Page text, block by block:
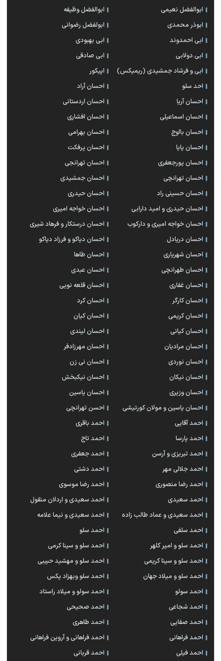
ابوالفضل نعیمی
ابوالفضل وظیفه
ابوذر محمدی
ابولفضل رضوانی
ابی احمدوند
ابی بهبودی
ابی دولابی
ابی صادقی
ابی و فرشاد جمشیدی (ریمیکس)
اپیکور
احد سلو
احسان آراد
احسان آریا
احسان اردستانی
احسان اسماعیلی
احسان افشاری
احسان بااوج
احسان بهرامی
احسان پایا
احسان پرفکت
احسان پورجعفری
احسان تهرانجی
احسان تهرانچی
احسان جمشیدی
احسان حسینی راد
احسان حیدری
احسان حیدری و امید دارابی
احسان خواجه امیری
احسان خواجه امیری و دارکوب
احسان درستكار و فرهاد شيرى
احسان دریادل
احسان دیاکو و فرزاد دیاکو
احسان شهریاری
احسان طاها
احسان طهرانچی
احسان عبدی
احسان غفاری
احسان قلعه نویی
احسان کارگر
احسان کرد
احسان کریمی
احسان کیان
احسان کیانی
احسان لیندی
احسان مرادیان
احسان مهرزادفر
احسان نوردی
احسان نی زن
احسان نیکان
احسان نیکبخش
احسان وزیری
احسان یاسین
احسان یاسین و مولان کورتیشی
احسن تهرانچی
احمد آقایی
احمد باقری
احمد پارسا
احمد تاج
احمد تبریزی و آرسن
احمد جعفری
احمد جلالی مهر
احمد دشتی
احمد رضا منصوری
احمد رضا موسوی
احمد سعیدی
احمد سعیدی و اردلان منقول
احمد سعیدی و عماد طالب زاده
احمد سعیدی و نیما علامه
احمد سلفی
احمد سلو
احمد سلو و امیر کلهر
احمد سلو و سینا کرمی
احمد سلو و سینا کریمی
احمد سلو و مهشید حبیبی
احمد سلو و میلاد جهان
احمد سلو وبهزاد پکس
احمد سولو
احمد سولو و میلاد راستاد
احمد شجاعی
احمد صحیحی
احمد صفایی
احمد طاهری
احمد فراهانی
احمد فراهانی و آروین فراهانی
احمد فیلی
احمد قربانی